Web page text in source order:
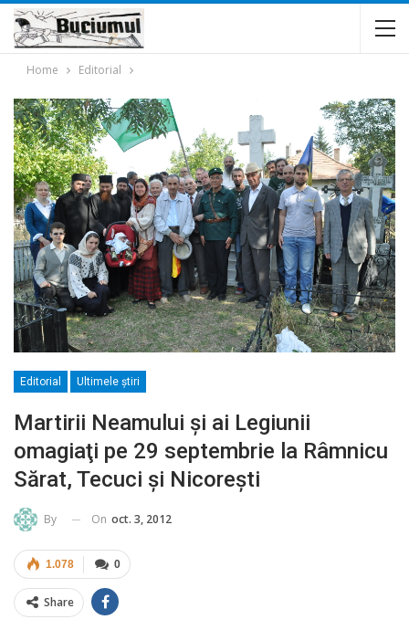
Home Editorial
Editorial Ultimele ştiri
Martirii Neamului şi ai Legiunii
omagiaţi pe 29 septembrie la Râmnicu
Sărat, Tecuci şi Nicoreşti
By On oct. 3, 2012
0
1.078
Share